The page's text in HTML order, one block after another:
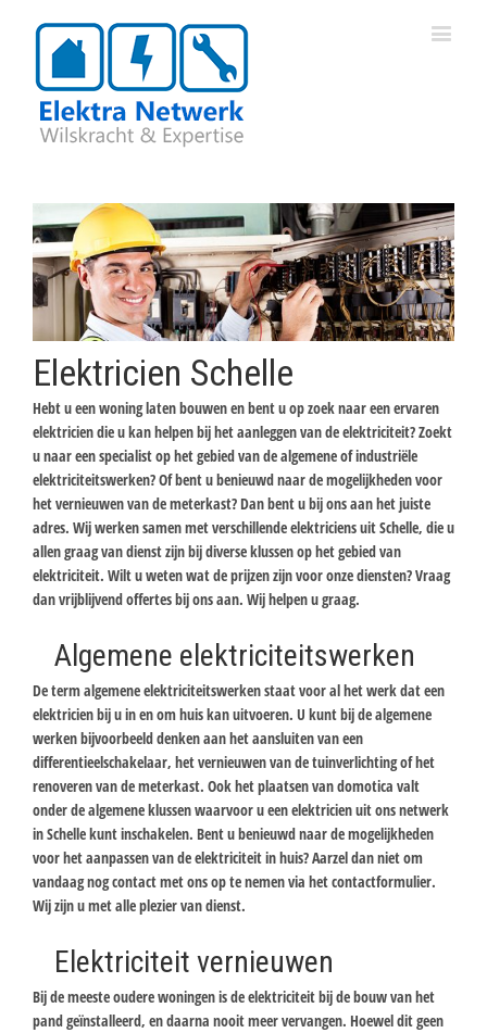
Elektricien Schelle
Hebt u een woning laten bouwen en bent u op zoek naar een ervaren
elektricien die u kan helpen bij het aanleggen van de elektriciteit? Zoekt
u naar een specialist op het gebied van de algemene of industriële
elektriciteitswerken? Of bent u benieuwd naar de mogelijkheden voor
het vernieuwen van de meterkast? Dan bent u bij ons aan het juiste
adres. Wij werken samen met verschillende elektriciens uit Schelle, die u
allen graag van dienst zijn bij diverse klussen op het gebied van
elektriciteit. Wilt u weten wat de prijzen zijn voor onze diensten? Vraag
dan vrijblijvend offertes bij ons aan. Wij helpen u graag.
Algemene elektriciteitswerken
De term algemene elektriciteitswerken staat voor al het werk dat een
elektricien bij u in en om huis kan uitvoeren. U kunt bij de algemene
werken bijvoorbeeld denken aan het aansluiten van een
differentieelschakelaar, het vernieuwen van de tuinverlichting of het
renoveren van de meterkast. Ook het plaatsen van domotica valt
onder de algemene klussen waarvoor u een elektricien uit ons netwerk
in Schelle kunt inschakelen. Bent u benieuwd naar de mogelijkheden
voor het aanpassen van de elektriciteit in huis? Aarzel dan niet om
vandaag nog contact met ons op te nemen via het contactformulier.
Wij zijn u met alle plezier van dienst.
Elektriciteit vernieuwen
Bij de meeste oudere woningen is de elektriciteit bij de bouw van het
pand geïnstalleerd, en daarna nooit meer vervangen. Hoewel dit geen